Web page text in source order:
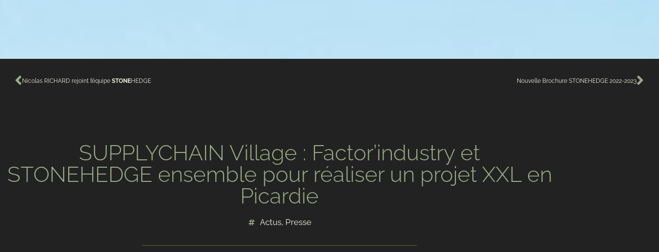
Nicolas RICHARD rejoint l’équipe STONEHEDGE Nouvelle Brochure STONEHEDGE 2022-2023
SUPPLYCHAIN Village : Factor’industry et
STONEHEDGE ensemble pour réaliser un projet XXL en
Picardie
Actus, Presse